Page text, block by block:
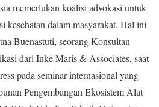
memerlukan koalisi advokasi untuk
kesehatan dalam masyarakat. Hal ini
Buenastuti, seorang Konsultan
dari Inke Maris & Associates, saat
pada seminar internasional yang
Pengembangan Ekosistem Alat